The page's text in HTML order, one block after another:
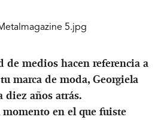
de medios hacen referencia a
marca de moda, Georgiela
diez años atrás.
momento en el que fuiste